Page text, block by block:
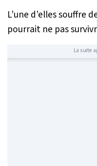
L’une d’elles souffre
pourrait ne pas
La suite